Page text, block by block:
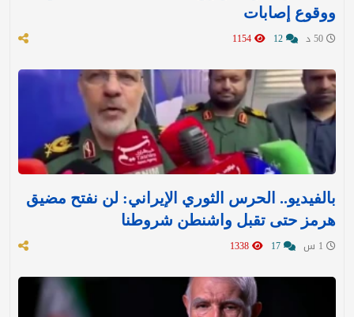
ووقوع إصابات
بالفيديو.. الحرس الثوري الإيراني: لن نفتح مضيق
هرمز حتى تقبل واشنطن شروطنا